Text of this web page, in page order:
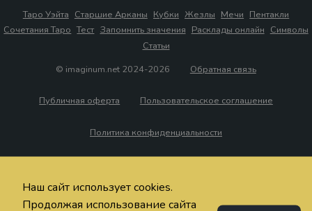
Таро Уэйта Старшие Арканы Кубки Жезлы Мечи Пентакли
Сочетания Таро Тест Запомнить значения Расклады онлайн Символы
Статьи
© imaginum.net 2024-2026
Обратная связь
Публичная оферта Пользовательское соглашение
Политика конфиденциальности
Наш сайт использует cookies.
Продолжая использование сайта